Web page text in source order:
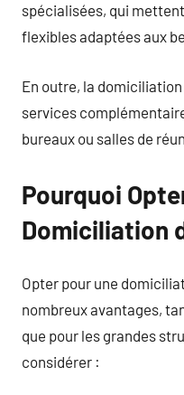
spécialisées, qui
flexibles adaptées aux
En outre, la
services
bureaux ou salles de
Pourquoi
Domiciliation
Opter pour une
nombreux avantages,
que pour les grandes
considérer :